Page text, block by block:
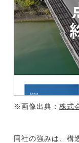
※画像出典： 株式
同社の強みは、構